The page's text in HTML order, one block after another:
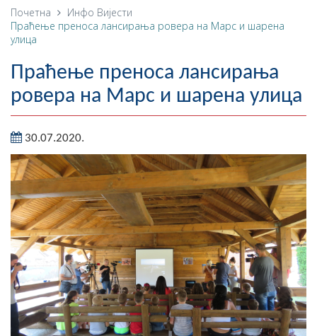
О ОПШТИНИ
Историја
Географија
Насељена мјеста
Занимљивости
Фотогалерија
НАЧЕЛНИК
О Начелнику
Замјеник начелника
Извјештај о раду начелника
СКУПШТИНА
Почетна Инфо Вијести
Праћење преноса лансирања ровера на Марс и шарена
улица
Праћење преноса лансирања
ровера на Марс и шарена улица
30.07.2020.